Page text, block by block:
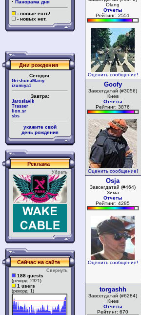
· Панорама дня
- новые есть!
- новых нет.
Дни рождения
Сегодня:
GrishunaMariy.
izumiya1
Завтра:
Jaroslavik
Trasser
lion.sr
sbs
укажите свой
день рождения
Реклама
Убрать
Сейчас на сайте
Свернуть
188 guests
(рекорд: 2321)
1 users
(рекорд: 1)
Olang
Отчеты
Рейтинг: 2551
Оценить сообщение!
Goofy
Завсегдатай (#3056)
Киев
Отчеты
Рейтинг: 3876
Оценить сообщение!
Osja
Завсегдатай (#464)
Зима
Отчеты
Рейтинг: 4285
Оценить сообщение!
torgashh
Завсегдатай (#6284)
Киев
Отчеты
Рейтинг: 670